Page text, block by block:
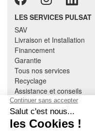
LES SERVICES PULSAT
SAV
Livraison et Installation
Financement
Garantie
Tous nos services
Recyclage
Assistance et conseils
Cuisine équipée
Literie
Nous contacter